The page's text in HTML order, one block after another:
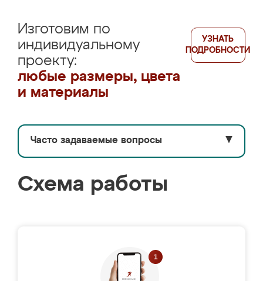
Изготовим по
индивидуальному
проекту:
любые размеры, цвета
и материалы
УЗНАТЬ
ПОДРОБНОСТИ
Часто задаваемые вопросы ▼
Схема работы